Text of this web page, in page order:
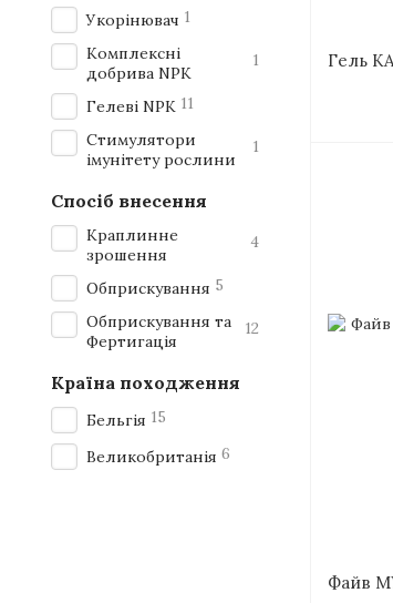
Укорінювач 1
Комплексні
добрива NPK
1
Гелеві NPK 11
Стимулятори
імунітету рослини
1
Спосіб внесення
Краплинне
зрошення
4
Обприскування 5
Обприскування та
Фертигація
12
Країна походження
Бельгія 15
Великобританія 6